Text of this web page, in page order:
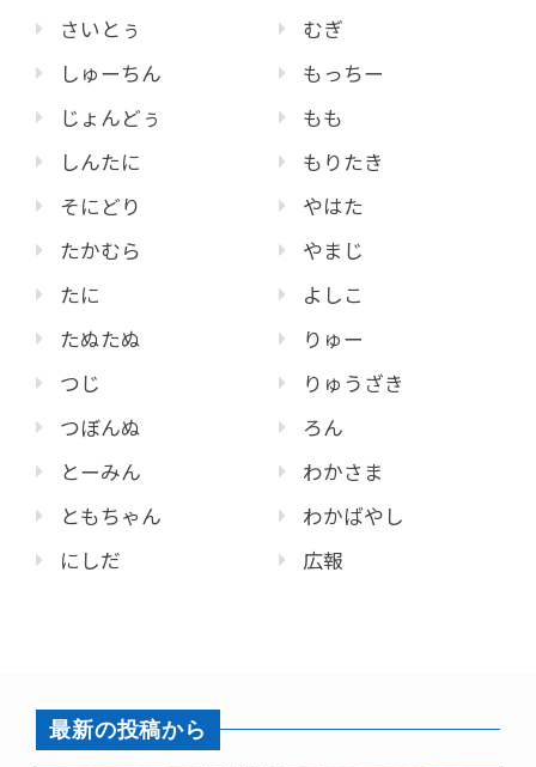
さいとぅ
しゅーちん
じょんどぅ
しんたに
そにどり
たかむら
たに
たぬたぬ
つじ
つぼんぬ
とーみん
ともちゃん
にしだ
むぎ
もっちー
もも
もりたき
やはた
やまじ
よしこ
りゅー
りゅうざき
ろん
わかさま
わかばやし
広報
最新の投稿から